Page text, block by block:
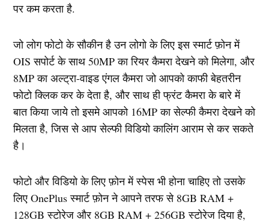
पर कम करता है.
जो लोग फोटो के सौकीन है उन लोगो के लिए इस स्मार्ट फ़ोन में
OIS सपोर्ट के साथ 50MP का रियर कैमरा देखने को मिलेगा, और
8MP का अल्ट्रा-वाइड एंगल कैमरा जो आपको काफी बेहतरीन
फोटो क्लिक कर के देता है, और साथ ही फ्रंट कैमरा के बारे में
बात किया जाये तो इसमे आपको 16MP का सेल्फी कैमरा देखने को
मिलता है, जिस से आप सेल्फी विडियो कालिंग आराम से कर सकते
है।
फोटो और विडियो के लिए फ़ोन में स्पेस भी होना चाहिए तो उसके
लिए OnePlus स्मार्ट फ़ोन ने आपने तरफ से 8GB RAM +
128GB स्टोरेज और 8GB RAM + 256GB स्टोरेज दिया है,